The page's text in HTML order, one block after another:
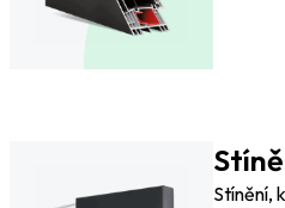
Stínění,